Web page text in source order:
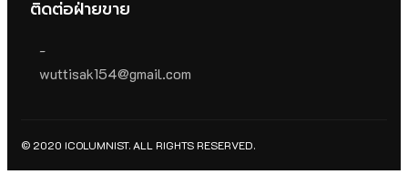
ติดต่อฝ่ายขาย
-
wuttisak154@gmail.com
© 2020 ICOLUMNIST. ALL RIGHTS RESERVED.